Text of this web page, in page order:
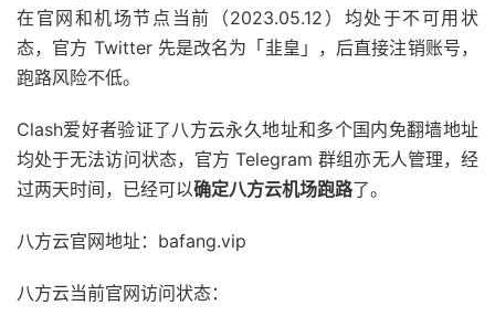
在官网和机场节点当前（2023.05.12）均处于不可用状
态，官方 Twitter 先是改名为「韭皇」，后直接注销账号，
跑路风险不低。
Clash爱好者验证了八方云永久地址和多个国内免翻墙地址
均处于无法访问状态，官方 Telegram 群组亦无人管理，经
过两天时间，已经可以确定八方云机场跑路了。
八方云官网地址：bafang.vip
八方云当前官网访问状态：